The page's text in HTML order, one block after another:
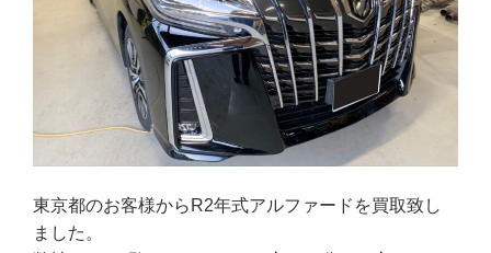
東京都のお客様からR2年式アルファードを買取致し
ました。